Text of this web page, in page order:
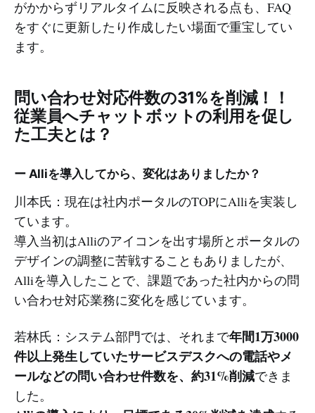
がかからずリアルタイムに反映される点も、FAQ
をすぐに更新したり作成したい場面で重宝してい
ます。
問い合わせ対応件数の31%を削減！！
従業員へチャットボットの利用を促し
た工夫とは？
ー Alliを導入してから、変化はありましたか？
川本氏：現在は社内ポータルのTOPにAlliを実装し
ています。
導入当初はAlliのアイコンを出す場所とポータルの
デザインの調整に苦戦することもありましたが、
Alliを導入したことで、課題であった社内からの問
い合わせ対応業務に変化を感じています。
若林氏：システム部門では、それまで年間1万3000
件以上発生していたサービスデスクへの電話やメ
ールなどの問い合わせ件数を、約31%削減できま
した。